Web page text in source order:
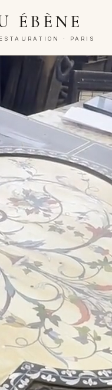
ÉBÈNE
· PARIS